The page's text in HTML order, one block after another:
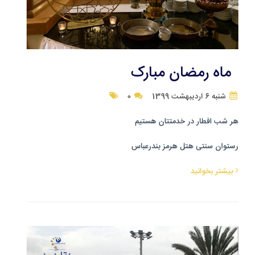
ماه رمضان مبارک
شنبه 6 اردیبهشت 1399
هر شب افطار در خدمتتان هستیم
رستوان سنتی هتل هرمز بندرعباس
بیشتر بخوانید